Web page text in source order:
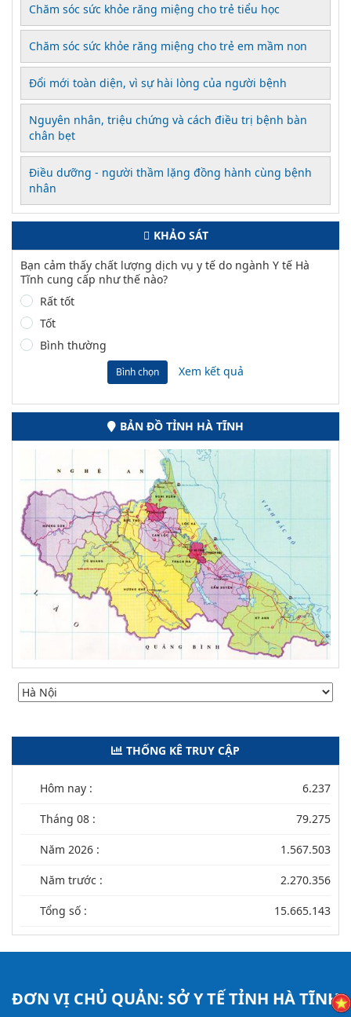
Chăm sóc sức khỏe răng miệng cho trẻ tiểu học
Chăm sóc sức khỏe răng miệng cho trẻ em mầm non
Đổi mới toàn diện, vì sự hài lòng của người bệnh
Nguyên nhân, triệu chứng và cách điều trị bệnh bàn
chân bẹt
Điều dưỡng - người thầm lặng đồng hành cùng bệnh
nhân
KHẢO SÁT
Bạn cảm thấy chất lượng dịch vụ y tế do ngành Y tế Hà
Tĩnh cung cấp như thế nào?
Rất tốt
Tốt
Bình thường
Bình chọn Xem kết quả
BẢN ĐỒ TỈNH HÀ TĨNH
THỐNG KÊ TRUY CẬP
Hôm nay : 6.237
Tháng 08 : 79.275
Năm 2026 : 1.567.503
Năm trước : 2.270.356
Tổng số : 15.665.143
ĐƠN VỊ CHỦ QUẢN: SỞ Y TẾ TỈNH HÀ TĨNH